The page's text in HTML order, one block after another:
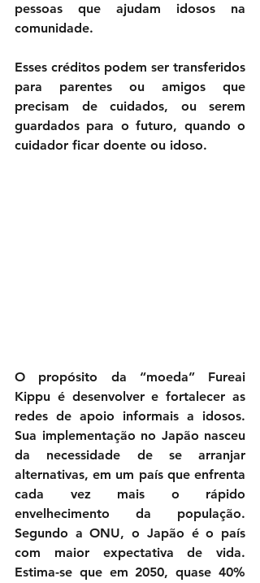
pessoas que ajudam idosos na
comunidade.
Esses créditos podem ser transferidos
para parentes ou amigos que
precisam de cuidados, ou serem
guardados para o futuro, quando o
cuidador ficar doente ou idoso.
O propósito da “moeda” Fureai
Kippu é desenvolver e fortalecer as
redes de apoio informais a idosos.
Sua implementação no Japão nasceu
da necessidade de se arranjar
alternativas, em um país que enfrenta
cada vez mais o rápido
envelhecimento da população.
Segundo a ONU, o Japão é o país
com maior expectativa de vida.
Estima-se que em 2050, quase 40%